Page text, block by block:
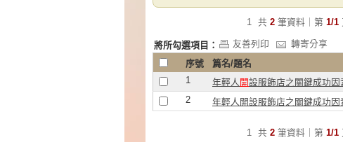
1 共 2 筆資料｜第 1/1
將所勾選項目： 友善列印
轉寄分享
序號
篇名/題名
1
年輕人 開設服飾店之關鍵成功
2
年輕人開設服飾店之關鍵成功
1 共 2 筆資料｜第 1/1